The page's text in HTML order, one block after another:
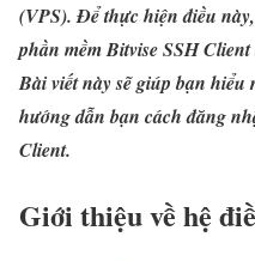
(VPS). Để thực hiện điều
phần mềm Bitvise SSH
Bài viết này sẽ giúp bạn
hướng dẫn bạn cách đăng
Client.
Giới thiệu về hệ